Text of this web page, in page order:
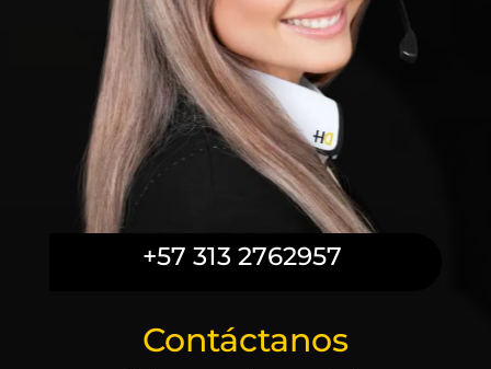
+57 313 2762957
Contáctanos